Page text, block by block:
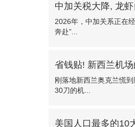
中加关税大降, 龙
2026年，中加关系正在
奔赴”...
刚落地新西兰奥克兰慌
30刀的机...